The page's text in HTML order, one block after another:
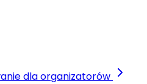
dla organizatorów